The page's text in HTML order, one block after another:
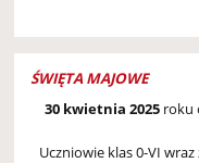
ŚWIĘTA MAJOWE
30 kwietnia 2025roku
Uczniowie klas 0-VI